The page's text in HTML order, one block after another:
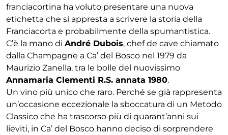
franciacortina ha voluto presentare una nuova
etichetta che si appresta a scrivere la storia della
Franciacorta e probabilmente della spumantistica.
C’è la mano di André Dubois, chef de cave chiamato
dalla Champagne a Ca’ del Bosco nel 1979 da
Maurizio Zanella, tra le bolle del nuovissimo
Annamaria Clementi R.S. annata 1980.
Un vino più unico che raro. Perché se già rappresenta
un’occasione eccezionale la sboccatura di un Metodo
Classico che ha trascorso più di quarant’anni sui
lieviti, in Ca’ del Bosco hanno deciso di sorprendere